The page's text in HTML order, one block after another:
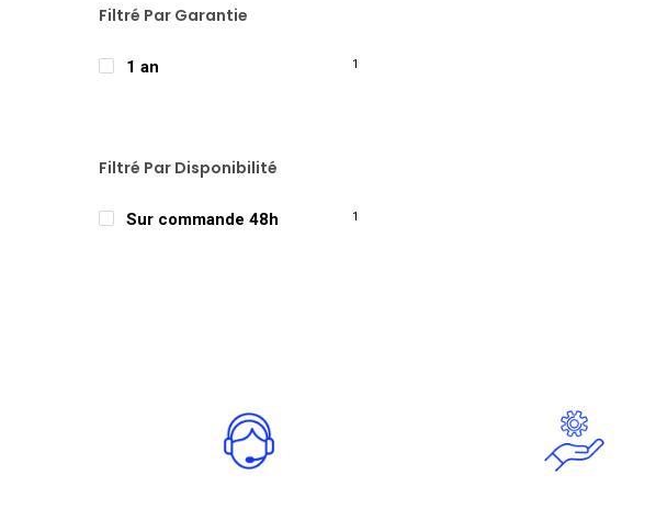
Filtré Par Garantie
1 an 1
Filtré Par Disponibilité
Sur commande 48h 1